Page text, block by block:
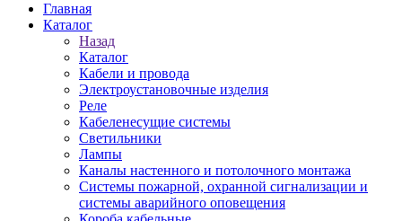
Главная
Каталог
Назад
Каталог
Кабели и провода
Электроустановочные изделия
Реле
Кабеленесущие системы
Светильники
Лампы
Каналы настенного и потолочного монтажа
Системы пожарной, охранной сигнализации и
системы аварийного оповещения